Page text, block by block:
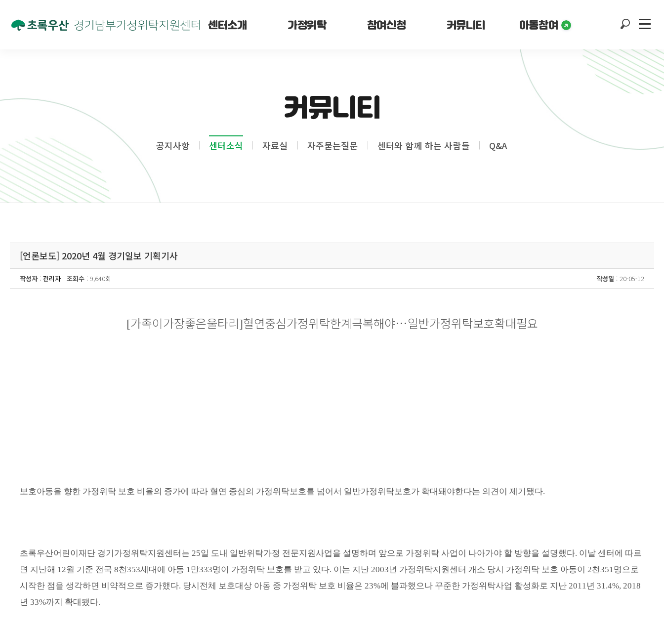
센터소개 가정위탁 참여신청 커뮤니티 아동참여
커뮤니티
공지사항 센터소식 자료실 자주묻는질문 센터와 함께 하는 사람들 Q&A
[언론보도] 2020년 4월 경기일보 기획기사
작성자: 관리자 조회수 : 9,640회 작성일 : 20-05-12
[가족이가장좋은울타리]혈연중심가정위탁한계극복해야…일반가정위탁보호확대필요
보호아동을 향한 가정위탁 보호 비율의 증가에 따라 혈연 중심의 가정위탁보호를 넘어서 일반가정위탁보호가 확대돼야한다는 의견이 제기됐다.
초록우산어린이재단 경기가정위탁지원센터는 25일 도내 일반위탁가정 전문지원사업을 설명하며 앞으로 가정위탁 사업이 나아가야 할 방향을 설명했다. 이날 센터에 따르
면 지난해 12월 기준 전국 8천353세대에 아동 1만333명이 가정위탁 보호를 받고 있다. 이는 지난 2003년 가정위탁지원센터 개소 당시 가정위탁 보호 아동이 2천351명으로
시작한 점을 생각하면 비약적으로 증가했다. 당시전체 보호대상 아동 중 가정위탁 보호 비율은 23%에 불과했으나 꾸준한 가정위탁사업 활성화로 지난 2011년 31.4%, 2018
년 33%까지 확대됐다.